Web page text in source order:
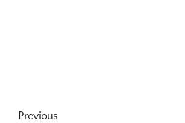
Previous